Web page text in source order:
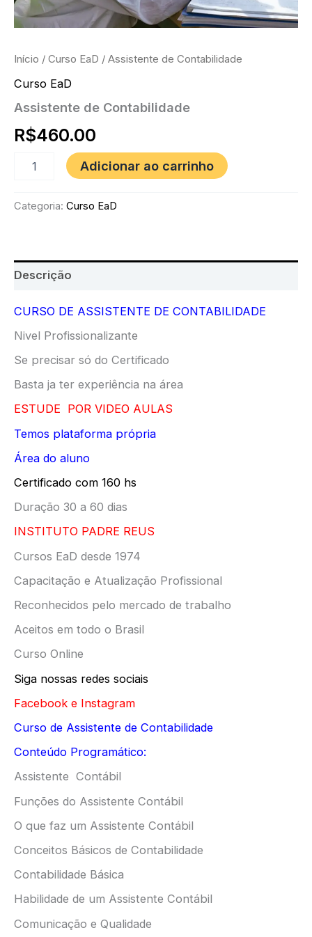
Início / Curso EaD / Assistente de Contabilidade
Curso EaD
Assistente de Contabilidade
R$460.00
quantidade
Adicionar ao carrinho
Categoria: Curso EaD
Descrição
CURSO DE ASSISTENTE DE CONTABILIDADE
Nivel Profissionalizante
Se precisar só do Certificado
Basta ja ter experiência na área
ESTUDE POR VIDEO AULAS
Temos plataforma própria
Área do aluno
Certificado com 160 hs
Duração 30 a 60 dias
INSTITUTO PADRE REUS
Cursos EaD desde 1974
Capacitação e Atualização Profissional
Reconhecidos pelo mercado de trabalho
Aceitos em todo o Brasil
Curso Online
Siga nossas redes sociais
Facebook e Instagram
Curso de Assistente de Contabilidade
Conteúdo Programático:
Assistente Contábil
Funções do Assistente Contábil
O que faz um Assistente Contábil
Conceitos Básicos de Contabilidade
Contabilidade Básica
Habilidade de um Assistente Contábil
Comunicação e Qualidade